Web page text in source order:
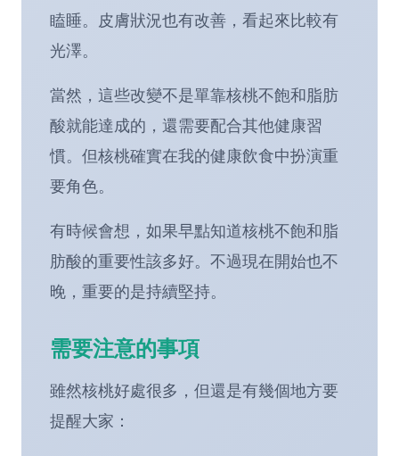
瞌睡。皮膚狀況也有改善，看起來比較有
光澤。
當然，這些改變不是單靠核桃不飽和脂肪
酸就能達成的，還需要配合其他健康習
慣。但核桃確實在我的健康飲食中扮演重
要角色。
有時候會想，如果早點知道核桃不飽和脂
肪酸的重要性該多好。不過現在開始也不
晚，重要的是持續堅持。
需要注意的事項
雖然核桃好處很多，但還是有幾個地方要
提醒大家：